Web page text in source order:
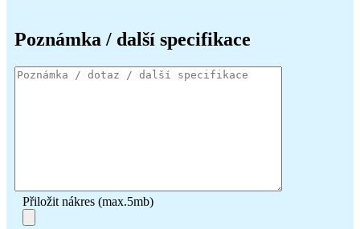
Poznámka / další specifikace
Přiložit nákres (max.5mb)